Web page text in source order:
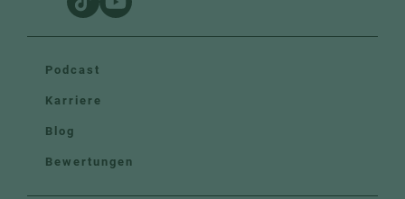
Podcast
Karriere
Blog
Bewertungen